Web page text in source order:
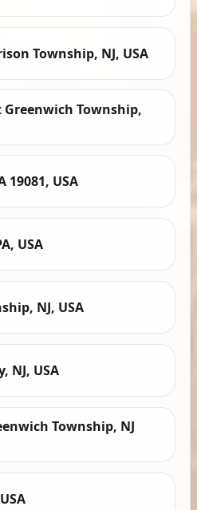
Township, NJ, USA
Township,
19081, USA
USA
NJ, USA
NJ, USA
Township, NJ